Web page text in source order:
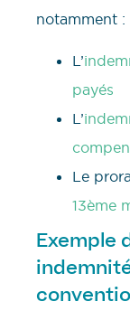
notamment :
L’
payés
L’
Le
13ème
Exemple